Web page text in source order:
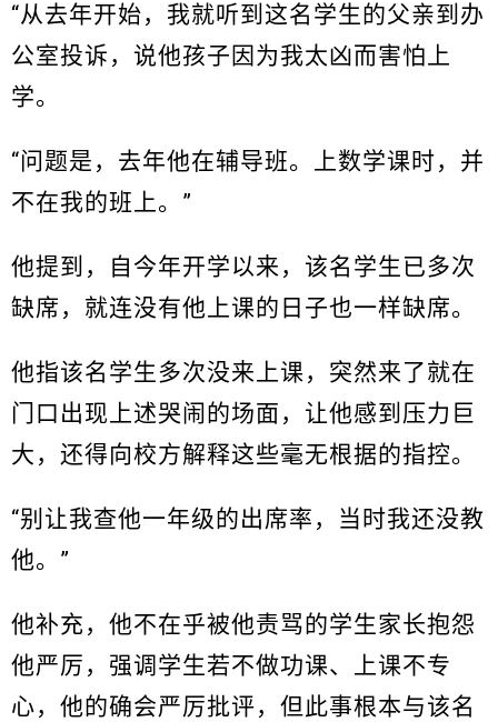
“从去年开始，我就听到这名学生的父亲到办
公室投诉，说他孩子因为我太凶而害怕上
学。
“问题是，去年他在辅导班。上数学课时，并
不在我的班上。”
他提到，自今年开学以来，该名学生已多次
缺席，就连没有他上课的日子也一样缺席。
他指该名学生多次没来上课，突然来了就在
门口出现上述哭闹的场面，让他感到压力巨
大，还得向校方解释这些毫无根据的指控。
“别让我查他一年级的出席率，当时我还没教
他。”
他补充，他不在乎被他责骂的学生家长抱怨
他严厉，强调学生若不做功课、上课不专
心，他的确会严厉批评，但此事根本与该名